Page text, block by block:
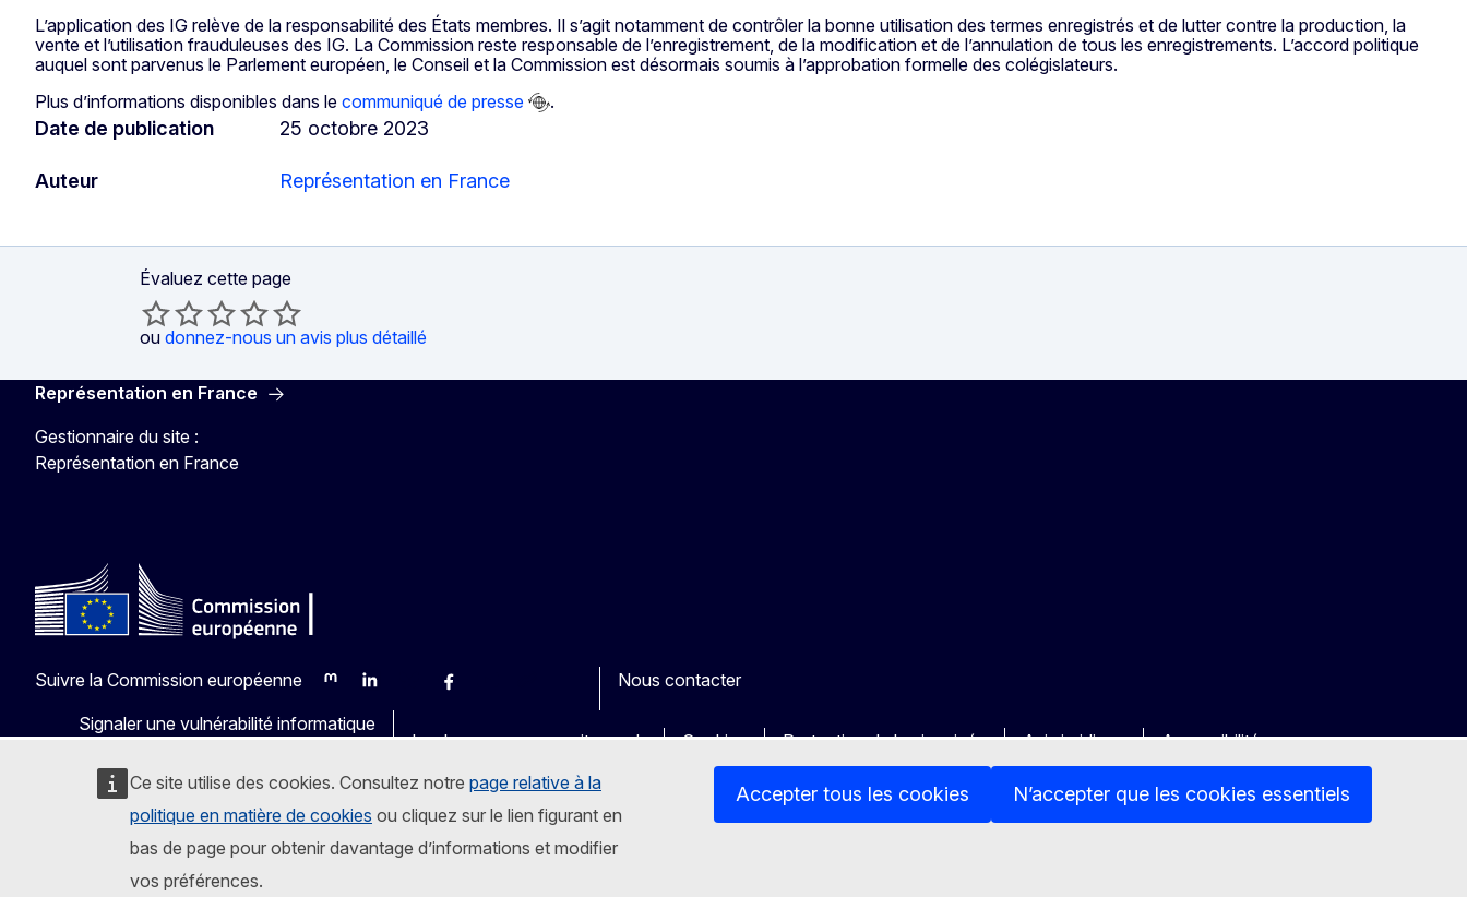
Ce site utilise des cookies. Consultez notre page relative à la
politique en matière de cookies ou cliquez sur le lien figurant en
bas de page pour obtenir davantage d’informations et modifier
vos préférences.
Accepter tous les cookies N’accepter que les cookies essentiels
L’application des IG relève de la responsabilité des États membres. Il s’agit notamment de contrôler la bonne utilisation des termes enregistrés et de lutter contre la production, la
vente et l’utilisation frauduleuses des IG. La Commission reste responsable de l’enregistrement, de la modification et de l’annulation de tous les enregistrements. L’accord politique
auquel sont parvenus le Parlement européen, le Conseil et la Commission est désormais soumis à l’approbation formelle des colégislateurs.
Plus d’informations disponibles dans le communiqué de presse .
Date de publication 25 octobre 2023
Auteur Représentation en France
Évaluez cette page
ou donnez-nous un avis plus détaillé
Représentation en France
Gestionnaire du site :
Représentation en France
Suivre la Commission européenne
MastodonLinkedInBlueskyFacebook
Nous contacter
Signaler une vulnérabilité informatique
Les langues sur nos sites web
Cookies Protection de la vie privée Avis juridique Accessibilité